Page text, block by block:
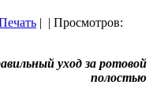
| | Просмотров:
уход за ротовой
полостью